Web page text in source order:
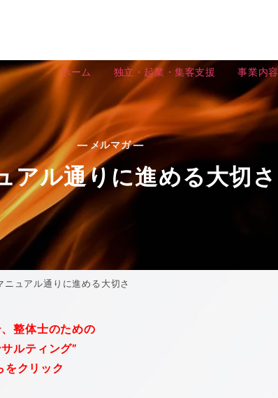
ホーム 独立・起業・集客支援 事業内容
— メルマガ —
アル通りに進める大切さ
ニュアル通りに進める大切さ
整体士のための
ルティング”
をクリック